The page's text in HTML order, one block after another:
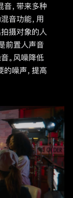
，带来多种
音功能，用
摄对象的人
前置人声音
。风噪降低
噪声，提高